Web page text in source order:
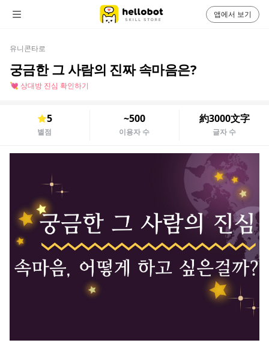
유니콘타로
궁금한 그 사람의 진짜 속마음은?
💘 상대방 진심 확인하기
5
별점
~500
이용자 수
約3000文字
글자 수
앱에서 보기